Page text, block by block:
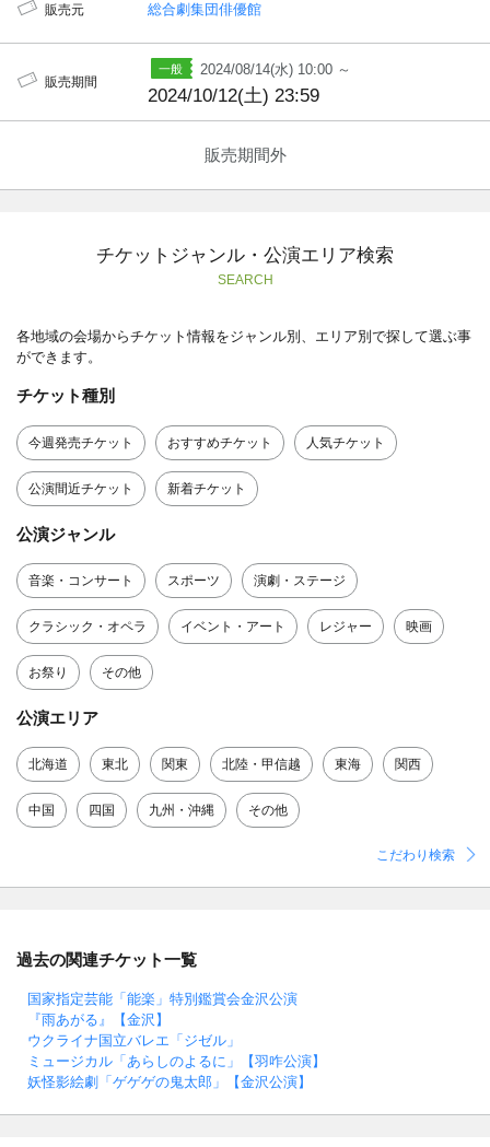
販売元 総合劇集団俳優館
販売期間
2024/08/14(水) 10:00 ～
2024/10/12(土) 23:59
販売期間外
チケットジャンル・公演エリア検索
SEARCH
各地域の会場からチケット情報をジャンル別、エリア別で探して選ぶ事
ができます。
チケット種別
今週発売チケット おすすめチケット 人気チケット
公演間近チケット 新着チケット
公演ジャンル
音楽・コンサート スポーツ 演劇・ステージ
クラシック・オペラ イベント・アート レジャー 映画
お祭り その他
公演エリア
北海道 東北 関東 北陸・甲信越 東海 関西
中国 四国 九州・沖縄 その他
こだわり検索
過去の関連チケット一覧
国家指定芸能「能楽」特別鑑賞会金沢公演
『雨あがる』【金沢】
ウクライナ国立バレエ「ジゼル」
ミュージカル「あらしのよるに」【羽咋公演】
妖怪影絵劇「ゲゲゲの鬼太郎」【金沢公演】